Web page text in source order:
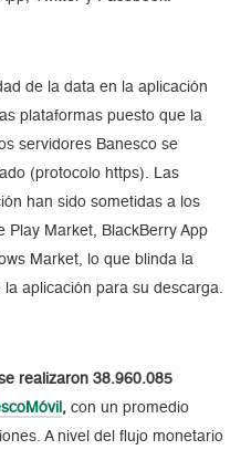
de la data en la aplicación
plataformas puesto que la
servidores Banesco se
(protocolo https). Las
han sido sometidas a los
Play Market, BlackBerry App
Market, lo que blinda la
aplicación para su descarga.
realizaron 38.960.085
, con un promedio
A nivel del flujo monetario